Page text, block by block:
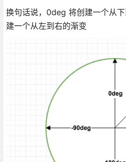
换句话说，0deg 将创建一个从
建一个从左到右的渐变